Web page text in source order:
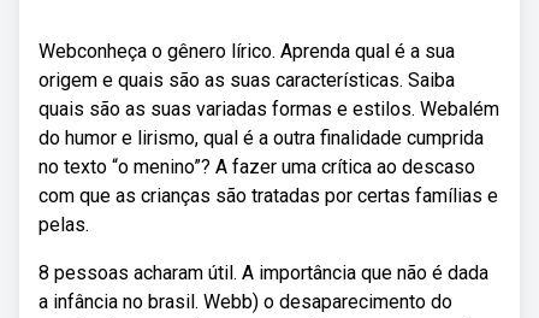
Webconheça o gênero lírico. Aprenda qual é a sua
origem e quais são as suas características. Saiba
quais são as suas variadas formas e estilos. Webalém
do humor e lirismo, qual é a outra finalidade cumprida
no texto “o menino”? A fazer uma crítica ao descaso
com que as crianças são tratadas por certas famílias e
pelas.
8 pessoas acharam útil. A importância que não é dada
a infância no brasil. Webb) o desaparecimento do